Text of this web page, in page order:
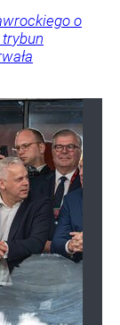
o
trybun